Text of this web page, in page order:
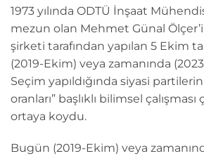
1973 yılında ODTÜ İnşaat
mezun olan Mehmet Günal
şirketi tarafından yapılan 5 Ekim
(2019-Ekim) veya zamanında
Seçim yapıldığında siyasi
oranları” başlıklı bilimsel
ortaya koydu.
Bugün (2019-Ekim) veya